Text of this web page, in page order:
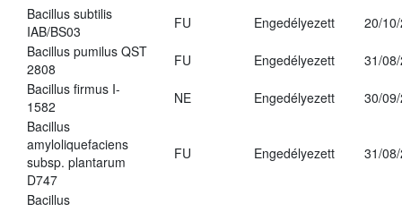
Bacillus subtilis
IAB/BS03
FU Engedélyezett
20/
Bacillus pumilus QST
2808
FU Engedélyezett
31/
Bacillus firmus I-
1582
NE Engedélyezett
30/
Bacillus
amyloliquefaciens
subsp. plantarum
D747
FU Engedélyezett 31/
Bacillus